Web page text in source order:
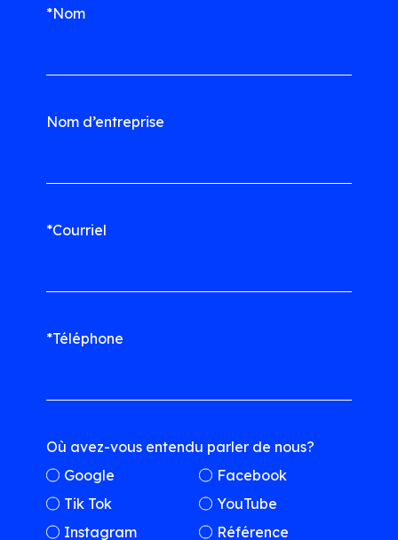
*Nom
Nom d’entreprise
*Courriel
*Téléphone
Où avez-vous entendu parler de nous?
Google
Facebook
Tik Tok
YouTube
Instagram
Référence